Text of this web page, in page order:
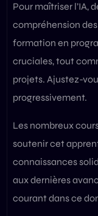
Pour maîtriser l’IA,
compréhension
formation en
cruciales, tout
projets. Ajustez-
progressivement.
Les nombreux
soutenir cet
connaissances
aux dernières
courant dans ce